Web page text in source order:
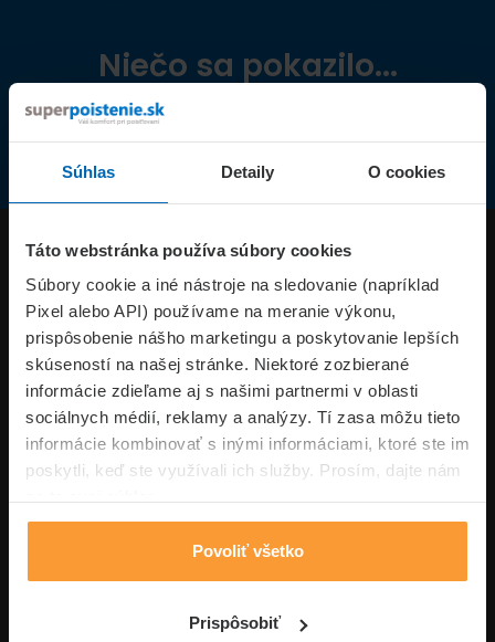
Súhlas Detaily O cookies
Táto webstránka používa súbory cookies
Súbory cookie a iné nástroje na sledovanie (napríklad
Pixel alebo API) používame na meranie výkonu,
prispôsobenie nášho marketingu a poskytovanie lepších
skúseností na našej stránke. Niektoré zozbierané
informácie zdieľame aj s našimi partnermi v oblasti
sociálnych médií, reklamy a analýzy. Tí zasa môžu tieto
informácie kombinovať s inými informáciami, ktoré ste im
poskytli, keď ste využívali ich služby. Prosím, dajte nám
Povoliť všetko
Prispôsobiť
Niečo sa pokazilo...
Přejít na úvodní stránku
Produkty
Superpoistenie.sk
Informácie
Typy poistení
Volajte pon-pia: 09:00–17:00 hod
0850 100 101
Napíšte nám